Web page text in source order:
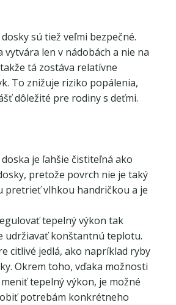
sú tiež veľmi bezpečné.
vytvára len v nádobách a nie na
tá zostáva relatívne
To znižuje riziko popálenia,
dôležité pre rodiny s deťmi.
je ľahšie čistiteľná ako
pretože povrch nie je taký
pretrieť vlhkou handričkou a je
tepelný výkon tak
udržiavať konštantnú teplotu.
citlivé jedlá, ako napríklad ryby
Okrem toho, vďaka možnosti
tepelný výkon, je možné
potrebám konkrétneho